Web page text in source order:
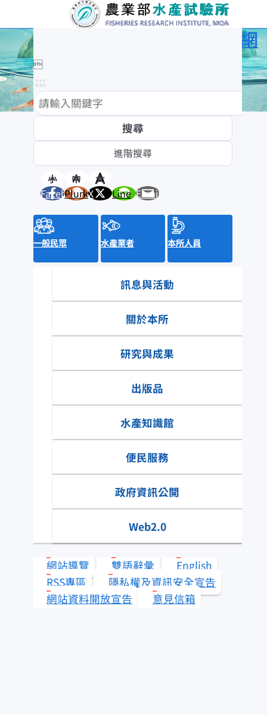
農業部水產試驗所全球資訊網

:::
小 中
大
Facebook
PlurkX Line Email
一般民眾 水產業者 本所人員
訊息與活動
關於本所
研究與成果
出版品
水產知識館
便民服務
政府資訊公開
Web2.0
網站導覽 雙語辭彙
English
RSS專區
隱私權及資訊安全宣告
網站資料開放宣告
意見信箱
:::
訊息與活動
消息公布 新聞稿
水產新聞提要招標資訊
來函照登 就業資訊
水產知識快搜
網具類有那些種
類？
水產知識淺說
其它漁業